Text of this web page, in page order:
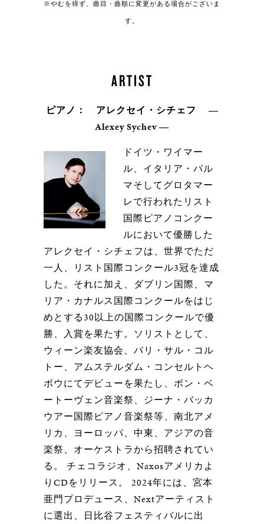
※やむを得ず、曲目・曲順に変更がある場合がございま
す。
ARTIST
ピアノ： アレクセイ・シチェフ ―
Alexey Sychev ―
ドイツ・ワイマー
ル、イタリア・パル
マそしてグロタマー
レで行われたリスト
国際ピアノコンクー
ルにおいて優勝した
アレクセイ・シチェフは、世界でただ
一人、リスト国際コンクール3冠を達成
した。それに加え、ダブリン国際、マ
リア・カナルス国際コンクールをはじ
めとする30以上の国際コンクールで優
勝、入賞を果たす。ソリストとして、
ウィーン楽友協会、パリ・サル・コル
トー、アムステルダム・コンセルトヘ
ボウにてデビューを果たし、ボン・ベ
ートーヴェン音楽祭、ジーナ・バッカ
ウアー国際ピアノ音楽祭等、南北アメ
リカ、ヨーロッパ、中東、アジアの音
楽祭、オーケストラから招聘されてい
る。 チェコラジオ、Naxosアメリカよ
りCDをリリース。 2024年には、宮本
亜門プロデュース、Nextアーティスト
に選出、日比谷フェスティバルに出